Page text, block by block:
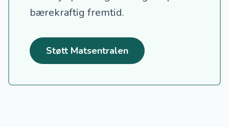
bærekraftig fremtid.
Støtt Matsentralen